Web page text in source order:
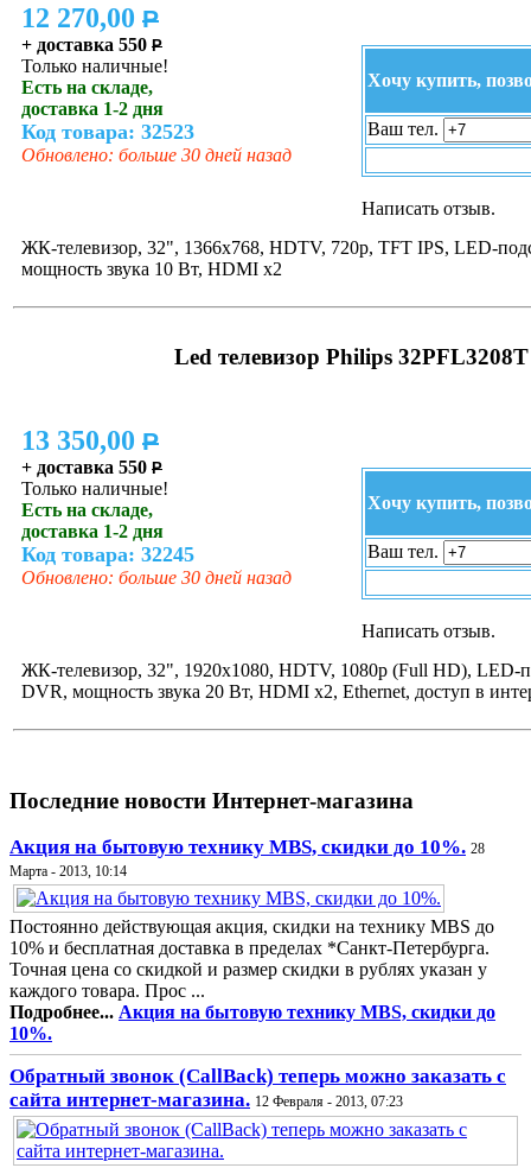
12 270,00 P
+ доставка 550 P
Только наличные!
Есть на складе,
доставка 1-2 дня
Код товара: 32523
Обновлено: больше 30 дней назад
Хочу купить,
Ваш тел.
Написать отзыв.
ЖК-телевизор, 32", 1366x768, HDTV, 720p, TFT IPS, LED-
мощность звука 10 Вт, HDMI x2
Led телевизор Philips 32PFL3208T
13 350,00 P
+ доставка 550 P
Только наличные!
Есть на складе,
доставка 1-2 дня
Код товара: 32245
Обновлено: больше 30 дней назад
Хочу купить,
Ваш тел.
Написать отзыв.
ЖК-телевизор, 32", 1920x1080, HDTV, 1080p (Full HD), LED-
DVR, мощность звука 20 Вт, HDMI x2, Ethernet, доступ в
Последние новости Интернет-магазина
Акция на бытовую технику MBS, скидки до 10%. 28
Марта - 2013, 10:14
Постоянно действующая акция, скидки на технику MBS до
10% и бесплатная доставка в пределах *Санкт-Петербурга.
Точная цена со скидкой и размер скидки в рублях указан у
каждого товара. Прос ...
Подробнее... Акция на бытовую технику MBS, скидки до
10%.
Обратный звонок (CallBack) теперь можно заказать с
сайта интернет-магазина. 12 Февраля - 2013, 07:23